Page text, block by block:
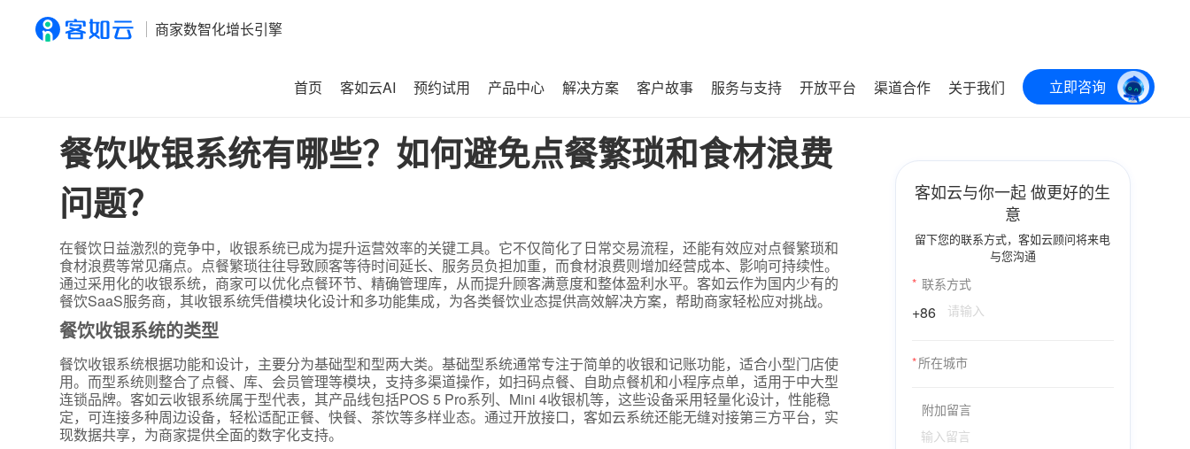
商家数智化增长引擎
首页 客如云AI 预约试用 产品中心 解决方案 客户故事 服务与支持 开放平台 渠道合作 关于我们 立即咨询
餐饮收银系统有哪些？如何避免点餐繁琐和食材浪费
问题？
在餐饮日益激烈的竞争中，收银系统已成为提升运营效率的关键工具。它不仅简化了日常交易流程，还能有效应对点餐繁琐和
食材浪费等常见痛点。点餐繁琐往往导致顾客等待时间延长、服务员负担加重，而食材浪费则增加经营成本、影响可持续性。
通过采用化的收银系统，商家可以优化点餐环节、精确管理库，从而提升顾客满意度和整体盈利水平。客如云作为国内少有的
餐饮SaaS服务商，其收银系统凭借模块化设计和多功能集成，为各类餐饮业态提供高效解决方案，帮助商家轻松应对挑战。
餐饮收银系统的类型
餐饮收银系统根据功能和设计，主要分为基础型和型两大类。基础型系统通常专注于简单的收银和记账功能，适合小型门店使
用。而型系统则整合了点餐、库、会员管理等模块，支持多渠道操作，如扫码点餐、自助点餐机和小程序点单，适用于中大型
连锁品牌。客如云收银系统属于型代表，其产品线包括POS 5 Pro系列、Mini 4收银机等，这些设备采用轻量化设计，性能稳
定，可连接多种周边设备，轻松适配正餐、快餐、茶饮等多样业态。通过开放接口，客如云系统还能无缝对接第三方平台，实
现数据共享，为商家提供全面的数字化支持。
客如云与你一起 做更好的生
意
留下您的联系方式，客如云顾问将来电
与您沟通
* 联系方式
+86
*所在城市
附加留言